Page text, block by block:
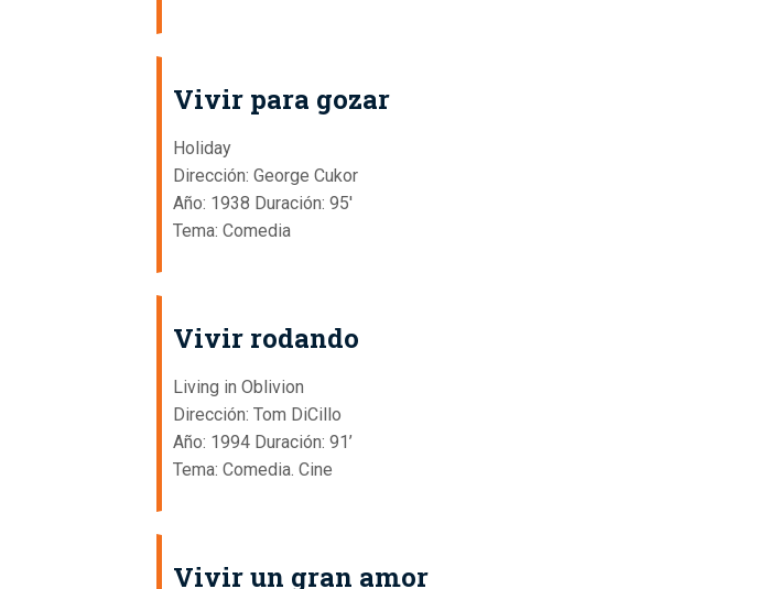
Vivir para gozar
Holiday
Dirección: George Cukor
Año: 1938 Duración: 95'
Tema: Comedia
Vivir rodando
Living in Oblivion
Dirección: Tom DiCillo
Año: 1994 Duración: 91’
Tema: Comedia. Cine
Vivir un gran amor